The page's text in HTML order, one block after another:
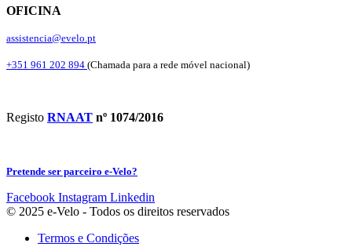
OFICINA
assistencia@evelo.pt
+351 961 202 894 (Chamada para a rede móvel nacional)
Registo RNAAT nº 1074/2016
Pretende ser parceiro e-Velo?
Facebook Instagram Linkedin
© 2025 e-Velo - Todos os direitos reservados
Termos e Condições